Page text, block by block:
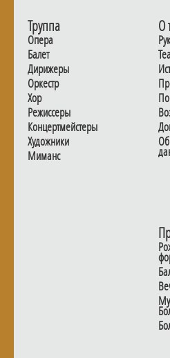
Труппа
Опера
Балет
Дирижеры
Оркестр
Хор
Режиссеры
Концертмейстеры
Художники
Миманс
О